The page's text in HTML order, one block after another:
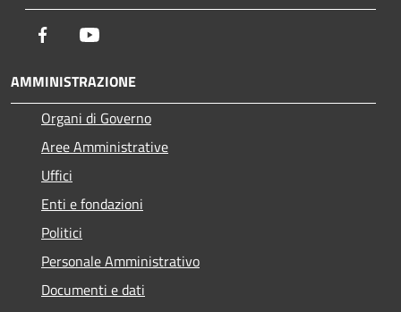
Facebook
AMMINISTRAZIONE
Organi di Governo
Aree Amministrative
Uffici
Enti e fondazioni
Politici
Personale Amministrativo
Documenti e dati